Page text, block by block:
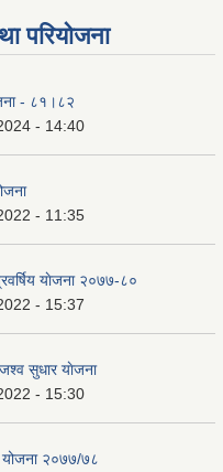
परियोजना
- ८१।८२
- 14:40
- 11:35
याेजना २०७७-८०
- 15:37
सुधार याेजना
- 15:30
योजना २०७७/७८